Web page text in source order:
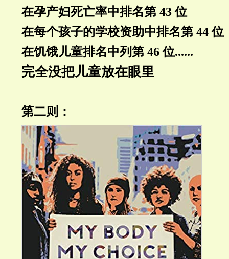
在孕产妇死亡率中排名第 43 位
在每个孩子的学校资助中排名第 44 位
在饥饿儿童排名中列第 46 位......
完全没把儿童放在眼里
第二则：